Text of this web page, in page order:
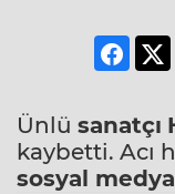
Ünlü sanatçı
kaybetti. Acı
sosyal medya